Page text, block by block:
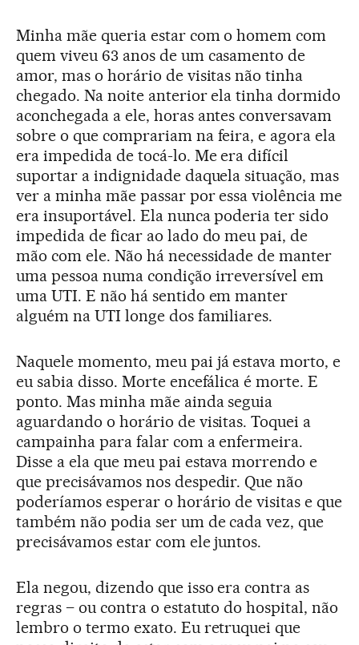
Minha mãe queria estar com o homem com
quem viveu 63 anos de um casamento de
amor, mas o horário de visitas não tinha
chegado. Na noite anterior ela tinha dormido
aconchegada a ele, horas antes conversavam
sobre o que comprariam na feira, e agora ela
era impedida de tocá-lo. Me era difícil
suportar a indignidade daquela situação, mas
ver a minha mãe passar por essa violência me
era insuportável. Ela nunca poderia ter sido
impedida de ficar ao lado do meu pai, de
mão com ele. Não há necessidade de manter
uma pessoa numa condição irreversível em
uma UTI. E não há sentido em manter
alguém na UTI longe dos familiares.
Naquele momento, meu pai já estava morto, e
eu sabia disso. Morte encefálica é morte. E
ponto. Mas minha mãe ainda seguia
aguardando o horário de visitas. Toquei a
campainha para falar com a enfermeira.
Disse a ela que meu pai estava morrendo e
que precisávamos nos despedir. Que não
poderíamos esperar o horário de visitas e que
também não podia ser um de cada vez, que
precisávamos estar com ele juntos.
Ela negou, dizendo que isso era contra as
regras – ou contra o estatuto do hospital, não
lembro o termo exato. Eu retruquei que